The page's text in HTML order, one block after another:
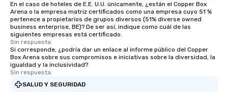
En el caso de hoteles de E.E. U.U. únicamente, ¿están el Copper Box
Arena o la empresa matriz certificados como una empresa cuyo 51 %
pertenece a propietarios de grupos diversos (51% diverse owned
business enterprise, BE)? De ser así, indique como cuál de las
siguientes empresas está certificado.
Sin respuesta.
Si corresponde, ¿podría dar un enlace al informe público del Copper
Box Arena sobre sus compromisos e iniciativas sobre la diversidad, la
igualdad y la inclusividad?
Sin respuesta.
SALUD Y SEGURIDAD